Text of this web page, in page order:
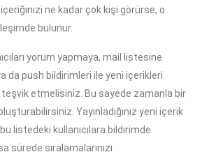
ne kadar çok kişi görürse, o
bulunur.
yorum yapmaya, mail listesine
da push bildirimleri ile yeni içerikleri
etmelisiniz. Bu sayede zamanla bir
Yayınladığınız yeni içerik
listedeki kullanıcılara bildirimde
sürede sıralamalarınızı